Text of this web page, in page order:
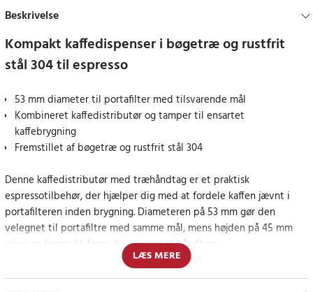
Beskrivelse
Kompakt kaffedispenser i bøgetræ og rustfrit
stål 304 til espresso
53 mm diameter til portafilter med tilsvarende mål
Kombineret kaffedistributør og tamper til ensartet
kaffebrygning
Fremstillet af bøgetræ og rustfrit stål 304
Denne kaffedistributør med træhåndtag er et praktisk
espressotilbehør, der hjælper dig med at fordele kaffen jævnt i
portafilteren inden brygning. Diameteren på 53 mm gør den
velegnet til portafiltre med samme mål, mens højden på 45 mm
giver en kompakt form, der er nem at håndtere.
Materialekombinationen af bøgetræ og rustfrit stål 304 giver en
stabil fornemmelse og et stilrent udtryk ved kaffestationen.
LÆS MERE